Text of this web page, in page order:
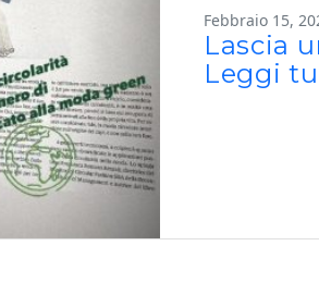
Febbraio 15,
Lascia
Leggi